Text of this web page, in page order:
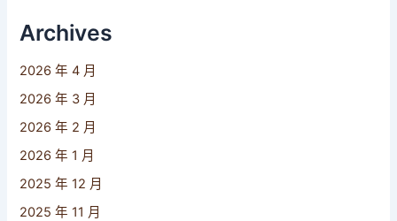
Archives
2026 年 4 月
2026 年 3 月
2026 年 2 月
2026 年 1 月
2025 年 12 月
2025 年 11 月